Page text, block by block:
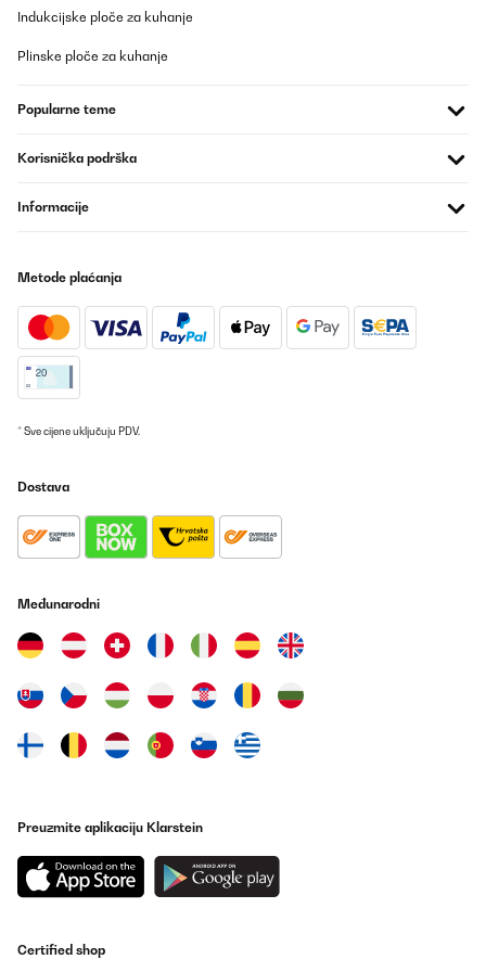
Artikel wie beschrieben alles prima.Schnelle Lieferung.Nur leider
man den Artikel verschenken möchte.
Sehr robust und selbsterklärend. Kind hat es sofort verstanden
damit um zu gehen Qualität ist top. Richtig verschlossen ist Sie
absolut dicht. Ich kann die Trinkflasche empfehlen! Die Leicht
Handhabung und sehr gute Qualität haben überzeugt.
Amazon-Benutzer
Wir verwenden die Schmatzfatz-Trinkflasche seit einigen Tagen
für unsere 7-jährige Tochter, sowohl zuhause als auch in der
Schule. Die Flasche liegt gut in kleinen Kinderhänden, lässt sich
gut zurecht.Besonders positiv ist die dichte Verschlusskappe:
Bisher ist kein Saft oder Wasser ausgelaufen, auch wenn die
Flasche einmal in der Tasche verrutscht. Die Reinigung ist
ebenfalls unkompliziert – alle Teile lassen sich schnell
reinigen.Das Material wirkt robust und langlebig. Auch wenn die
Flasche mal herunterfällt, gibt es bisher keine Beschädigungen.
zu benutzen.Ein kleiner Hinweis: Sehr dickflüssige Getränke wie
Smoothies lassen sich etwas schwerer trinken, ansonsten gibt es
zuhause. Für Familien, die eine zuverlässige Kindertrinkflasche
suchen, klare Empfehlung.
Amazon-Benutzer
Indukcijske ploče za kuhanje
Plinske ploče za kuhanje
Popularne teme
Korisnička podrška
Informacije
Metode plaćanja
* Sve cijene uključuju PDV.
Dostava
Međunarodni
Preuzmite aplikaciju Klarstein
Certified shop